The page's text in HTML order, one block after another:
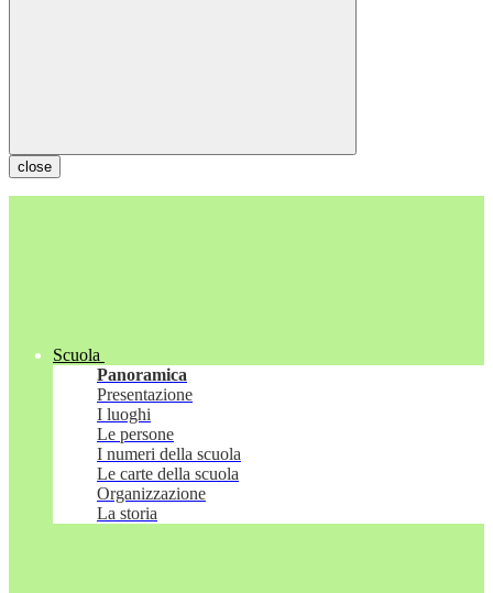
close
Scuola
Panoramica
Presentazione
I luoghi
Le persone
I numeri della scuola
Le carte della scuola
Organizzazione
La storia